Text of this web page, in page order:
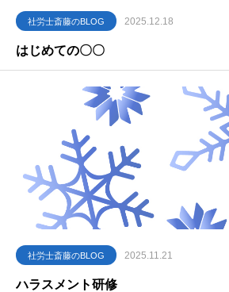
社労士斎藤のBLOG 2025.12.18
はじめての〇〇
社労士斎藤のBLOG 2025.11.21
ハラスメント研修